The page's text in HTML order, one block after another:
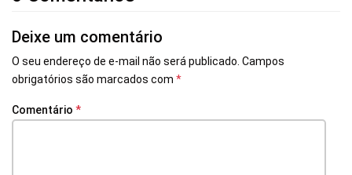
Deixe um comentário
O seu endereço de e-mail não será publicado. Campos
obrigatórios são marcados com *
Comentário *